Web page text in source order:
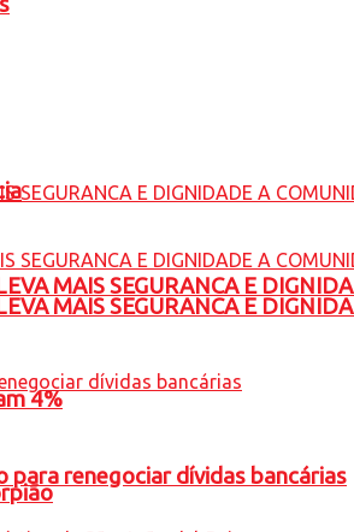
MAIS SEGURANCA E
renegociar dívidas bancárias
MAIS SEGURANCA E
4%